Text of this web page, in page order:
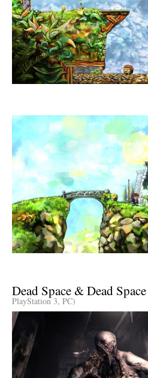
Dead Space & Dead
PlayStation 3, PC)